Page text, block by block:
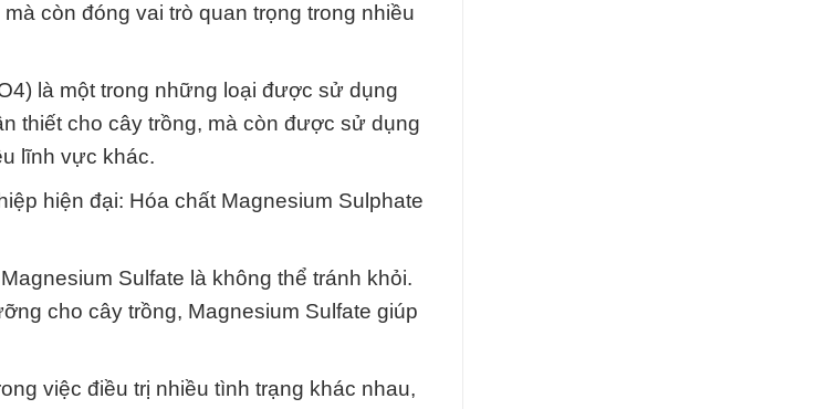
còn đóng vai trò quan trọng trong nhiều
là một trong những loại được sử dụng
thiết cho cây trồng, mà còn được sử dụng
lĩnh vực khác.
hiện đại: Hóa chất Magnesium Sulphate
Sulfate là không thể tránh khỏi.
cho cây trồng, Magnesium Sulfate giúp
việc điều trị nhiều tình trạng khác nhau,